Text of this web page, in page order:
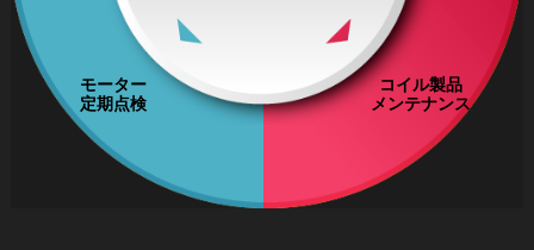
モーター
定期点検
コイル製品
メンテナンス